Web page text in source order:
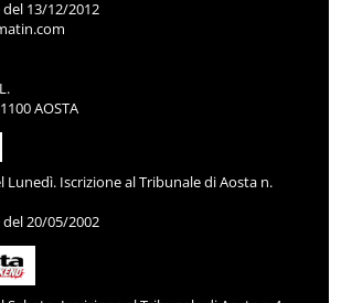
13/12/2012
AOSTA
Lunedì. Iscrizione al Tribunale di Aosta n.
20/05/2002